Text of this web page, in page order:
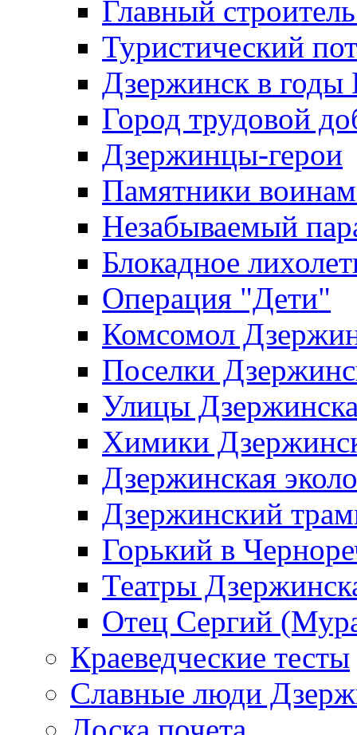
Главный
Туристический
Дзержинск в
Город трудовой
Дзержинцы-герои
Памятники
Незабываемый
Блокадное
Операция "Дети"
Комсомол
Поселки
Улицы
Химики
Дзержинская
Дзержинский
Горький в
Театры
Отец Сергий
Краеведческие тесты
Славные люди